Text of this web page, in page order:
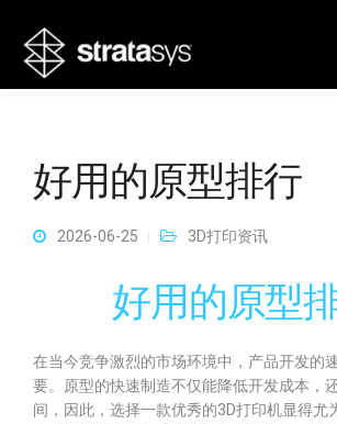
好用的原型排行
2026-06-25 3D打印资讯
好用的原型
在当今竞争激烈的市场环境中，产品开发的
要。原型的快速制造不仅能降低开发成本，
间，因此，选择一款优秀的3D打印机显得尤